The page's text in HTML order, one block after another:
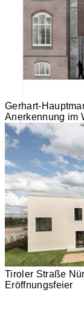
Gerhart-
Anerkennung im
Tiroler Straße
Eröffnungsfeier